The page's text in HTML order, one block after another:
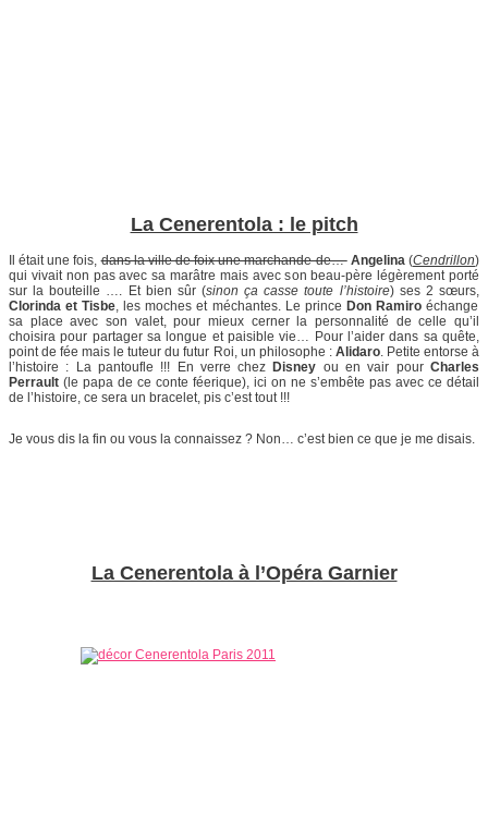
La Cenerentola : le pitch
Il était une fois,dans la ville de foix une marchande de… Angelina(Cendrillon)
qui vivait non pas avec sa marâtre mais avec son beau-père légèrement porté
sur la bouteille …. Et bien sûr (sinon ça casse toute l’histoire) ses 2 sœurs,
Clorinda et Tisbe, les moches et méchantes. Le prince Don Ramiroéchange
sa place avec son valet, pour mieux cerner la personnalité de celle qu’il
choisira pour partager sa longue et paisible vie… Pour l’aider dans sa quête,
point de fée mais le tuteur du futur Roi, un philosophe : Alidaro. Petite entorse à
l’histoire : La pantoufle !!! En verre chez Disney ou en vair pourCharles
Perrault (le papa de ce conte féerique), ici on ne s’embête pas avec ce détail
de l’histoire, ce sera un bracelet, pis c’est tout !!!
Je vous dis la fin ou vous la connaissez ? Non… c’est bien ce que je me disais.
La Cenerentola à l’Opéra Garnier